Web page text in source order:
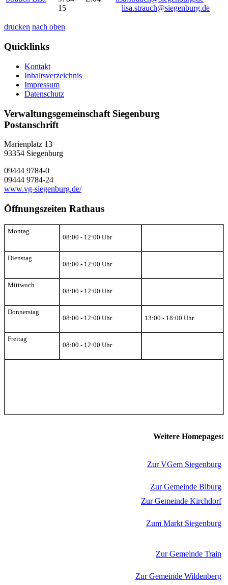
15
lisa.strauch@siegenburg.de
drucken nach oben
Quicklinks
Kontakt
Inhaltsverzeichnis
Impressum
Datenschutz
Verwaltungsgemeinschaft Siegenburg
Postanschrift
Marienplatz 13
93354 Siegenburg
09444 9784-0
09444 9784-24
www.vg-siegenburg.de/
Öffnungszeiten Rathaus
Montag
08:00 - 12:00 Uhr
Dienstag
08:00 - 12:00 Uhr
Mittwoch
08:00 - 12:00 Uhr
Donnerstag
08:00 - 12:00 Uhr
13:00 - 18:00 Uhr
Freitag
08:00 - 12:00 Uhr
Weitere Homepages:
Zur VGem Siegenburg
Zur Gemeinde Biburg
Zur Gemeinde Kirchdorf
Zum Markt Siegenburg
Zur Gemeinde Train
Zur Gemeinde Wildenberg